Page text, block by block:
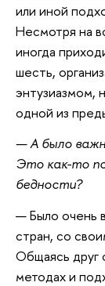
или иной
Несмотря на
иногда
шесть,
энтузиазмом,
одной из
— А было
Это как-то
бедности?
— Было очень
стран, со
Общаясь друг
методах и